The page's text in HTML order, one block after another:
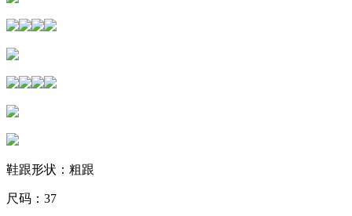
鞋跟形状：粗跟
尺码：37